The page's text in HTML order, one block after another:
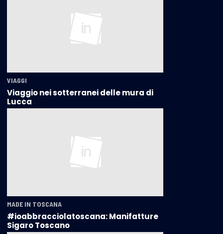
VIAGGI
Viaggio nei sotterranei delle mura di
Lucca
MADE IN TOSCANA
#ioabbracciolatoscana: Manifatture
Sigaro Toscano